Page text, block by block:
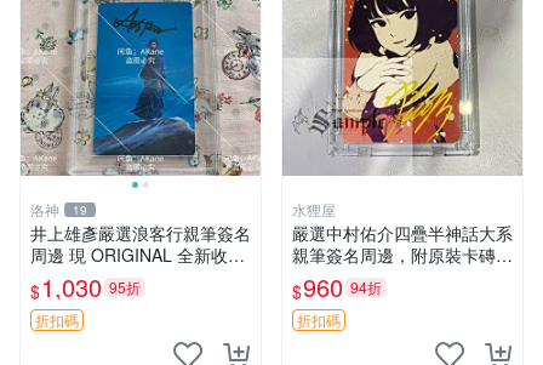
洛神 19
井上雄彥嚴選浪客行親筆簽名
周邊 現 ORIGINAL 全新收藏
相框附卡磚 尺寸適中 浪客行
筆 記念照
$1,030 95折
折扣碼
水狸屋
嚴選中村佑介四疊半神話大系
親筆簽名周邊，附原裝卡磚
亞克力照片 3寸大小 簽名照
收藏級 周邊商品
$960 94折
折扣碼